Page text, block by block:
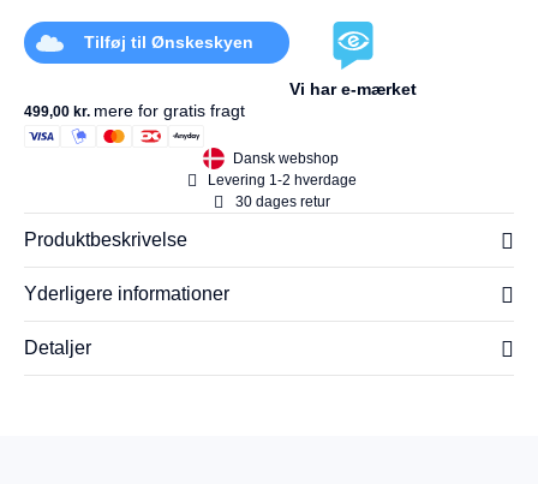
Tilføj til Ønskeskyen
Vi har e-mærket
499,00 kr. mere for gratis fragt
Dansk webshop
Levering 1-2 hverdage
30 dages retur
Produktbeskrivelse
Yderligere informationer
Detaljer